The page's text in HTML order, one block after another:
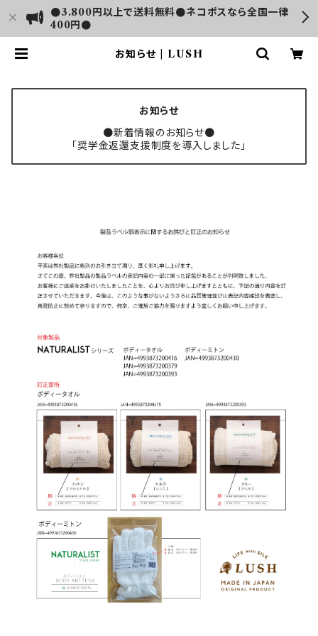
●3.800円以上で送料無料●ネコポスなら全国一律
400円●
お知らせ | LUSH
お知らせ
●新着情報のお知らせ●
「奨学金返還支援制度を導入しました」